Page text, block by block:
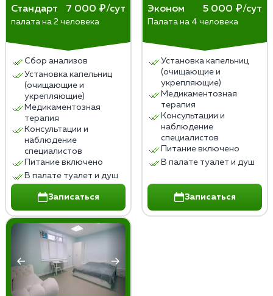
снижению способности к адекватному общению и
адаптации в обществе.
наркозависимость.
Мы предлагаем услугу интервенции — нарколог и
психиатр объяснят больному необходимость
лечения. Они провели десяток таких разговоров и
знают, как убедить человека.
Хотя считается, что наркомания, как алкоголизм, —
ремиссию.
Стандарт 7 000 ₽/сут
палата на 2 человека
Сбор анализов
Установка капельниц
(очищающие и
укрепляющие)
Медикаментозная
терапия
Консультации и
наблюдение
специалистов
Питание включено
В палате туалет и душ
Записаться
Эконом 5 000 ₽/сут
Палата на 4 человека
Установка капельниц
(очищающие и
укрепляющие)
Медикаментозная
терапия
Консультации и
наблюдение
специалистов
Питание включено
В палате туалет и душ
Записаться